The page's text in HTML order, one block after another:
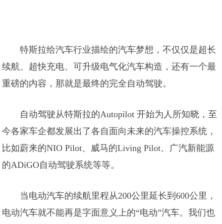
特斯拉给汽车行业描绘的汽车梦想，不仅仅是超长
续航、超快充电、可升级电气化汽车构造，还有一个最
重磅的内容，那就是最终的完全自动驾驶。
自动驾驶从特斯拉的Autopilot 开始为人所知晓，至
今各家车企都发展出了各自面向未来的汽车操控系统，
比如蔚来的NIO Pilot、威马的Living Pilot、广汽新能源
的ADiGO自动驾驶系统等等。
当电动汽车的续航里程从200公里延长到600公里，
电动汽车就不能再是字面意义上的“电动”汽车。我们也